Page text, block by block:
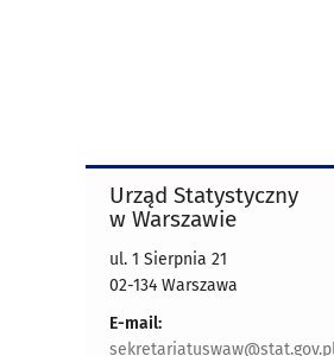
Urząd Statystyczny
w Warszawie
ul. 1 Sierpnia 21
02-134 Warszawa
E-mail: